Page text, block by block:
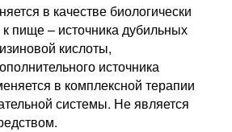
в качестве биологически
пище – источника дубильных
кислоты,
источника
в комплексной терапии
системы. Не является